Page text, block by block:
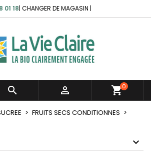
01 18| CHANGER DE MAGASIN |
  shopping_cart0
FRUITS SECS CONDITIONNES